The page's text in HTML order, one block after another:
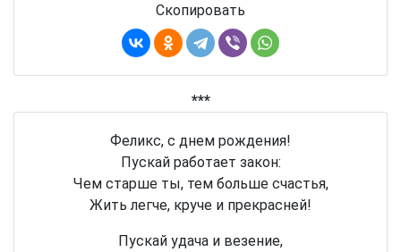
Скопировать
***
Феликс, с днем рождения!
Пускай работает закон:
Чем старше ты, тем больше счастья,
Жить легче, круче и прекрасней!
Пускай удача и везение,